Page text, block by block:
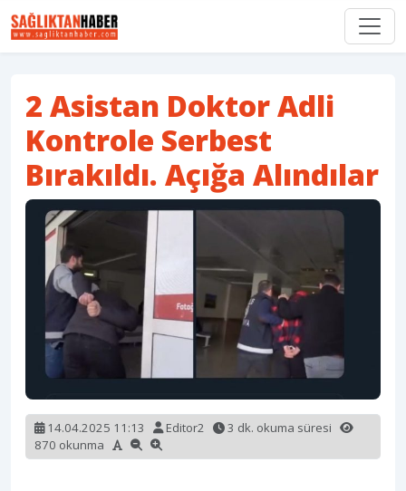
2 Asistan Doktor Adli
Kontrole Serbest
Bırakıldı. Açığa Alındılar
14.04.2025 11:13 Editor2
3 dk. okuma süresi
870 okunma